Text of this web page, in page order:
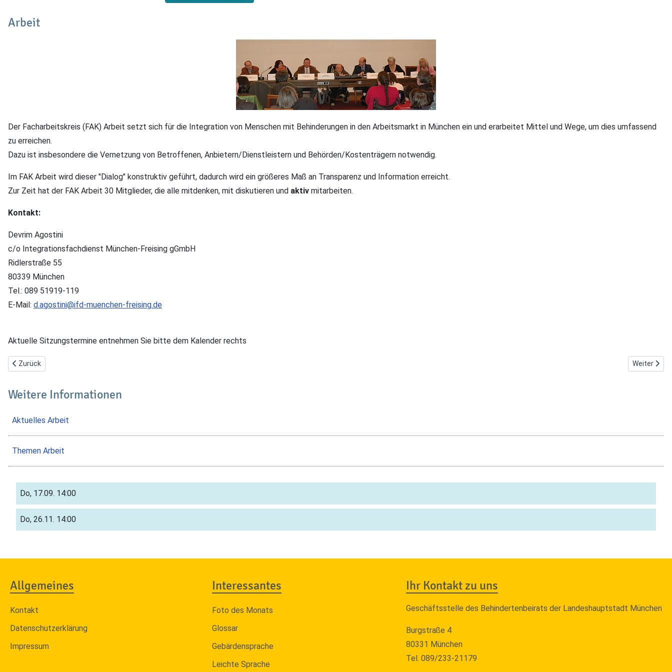
Arbeit
Der Facharbeitskreis (FAK) Arbeit setzt sich für die Integration von Menschen mit Behinderungen in den Arbeitsmarkt in München ein und erarbeitet Mittel und Wege, um dies umfassend
zu erreichen.
Dazu ist insbesondere die Vernetzung von Betroffenen, Anbietern/Dienstleistern und Behörden/Kostenträgern notwendig.
Im FAK Arbeit wird dieser "Dialog" konstruktiv geführt, dadurch wird ein größeres Maß an Transparenz und Information erreicht.
Zur Zeit hat der FAK Arbeit 30 Mitglieder, die alle mitdenken, mit diskutieren und aktiv mitarbeiten.
Kontakt:
Devrim Agostini
c/o Integrationsfachdienst München-Freising gGmbH
Ridlerstraße 55
80339 München
Tel.: 089 51919-119
E-Mail: d.agostini@ifd-muenchen-freising.de
Aktuelle Sitzungstermine entnehmen Sie bitte dem Kalender rechts
Vorheriger Beitrag: Unterstützungsangebote
Zurück Nächster
Weiter
Weitere Informationen
Aktuelles Arbeit
Themen Arbeit
Do, 17.09. 14:00
Do, 26.11. 14:00
Allgemeines
Kontakt
Datenschutzerklärung
Impressum
Interessantes
Foto des Monats
Glossar
Gebärdensprache
Leichte Sprache
Ihr Kontakt zu uns
Geschäftsstelle des Behindertenbeirats der Landeshauptstadt München
Burgstraße 4
80331 München
Tel. 089/233-21179